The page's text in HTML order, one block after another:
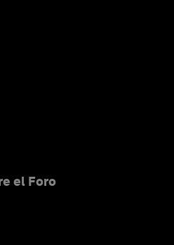
el Foro